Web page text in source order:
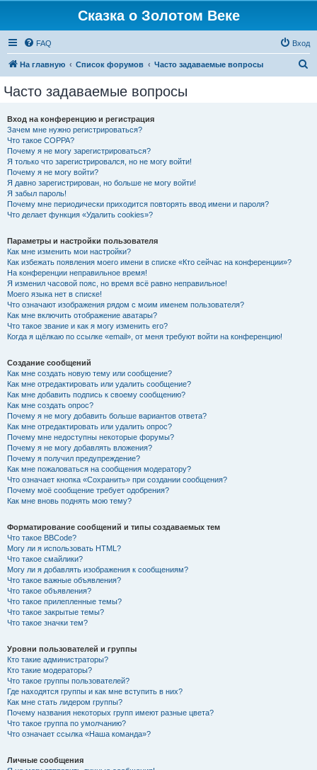
Сказка о Золотом Веке
FAQ Вход
На главную Список форумов Часто задаваемые вопросы
Часто задаваемые вопросы
Вход на конференцию и регистрация
Зачем мне нужно регистрироваться?
Что такое COPPA?
Почему я не могу зарегистрироваться?
Я только что зарегистрировался, но не могу войти!
Почему я не могу войти?
Я давно зарегистрирован, но больше не могу войти!
Я забыл пароль!
Почему мне периодически приходится повторять ввод имени и пароля?
Что делает функция «Удалить cookies»?
Параметры и настройки пользователя
Как мне изменить мои настройки?
Как избежать появления моего имени в списке «Кто сейчас на конференции»?
На конференции неправильное время!
Я изменил часовой пояс, но время всё равно неправильное!
Моего языка нет в списке!
Что означают изображения рядом с моим именем пользователя?
Как мне включить отображение аватары?
Что такое звание и как я могу изменить его?
Когда я щёлкаю по ссылке «email», от меня требуют войти на конференцию!
Создание сообщений
Как мне создать новую тему или сообщение?
Как мне отредактировать или удалить сообщение?
Как мне добавить подпись к своему сообщению?
Как мне создать опрос?
Почему я не могу добавить больше вариантов ответа?
Как мне отредактировать или удалить опрос?
Почему мне недоступны некоторые форумы?
Почему я не могу добавлять вложения?
Почему я получил предупреждение?
Как мне пожаловаться на сообщения модератору?
Что означает кнопка «Сохранить» при создании сообщения?
Почему моё сообщение требует одобрения?
Как мне вновь поднять мою тему?
Форматирование сообщений и типы создаваемых тем
Что такое BBCode?
Могу ли я использовать HTML?
Что такое смайлики?
Могу ли я добавлять изображения к сообщениям?
Что такое важные объявления?
Что такое объявления?
Что такое прилепленные темы?
Что такое закрытые темы?
Что такое значки тем?
Уровни пользователей и группы
Кто такие администраторы?
Кто такие модераторы?
Что такое группы пользователей?
Где находятся группы и как мне вступить в них?
Как мне стать лидером группы?
Почему названия некоторых групп имеют разные цвета?
Что такое группа по умолчанию?
Что означает ссылка «Наша команда»?
Личные сообщения